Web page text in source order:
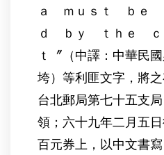
ａ ｍｕｓｔ ｂｅ
ｄ ｂｙ ｔｈｅ ｃ
ｔ〞（中譯：中華民
垮）等利匪文字，將
台北郵局第七十五支
領；六十九年二月五
百元券上，以中文書